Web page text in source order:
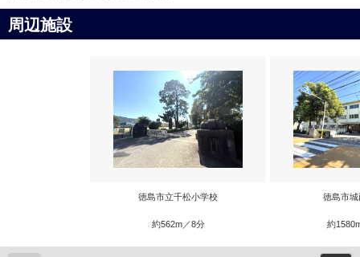
周辺施設
徳島市立千松小学校
約562m／8分
徳島市
約